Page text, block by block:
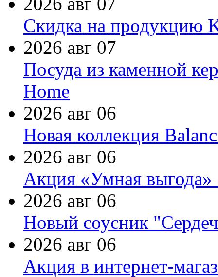
Скидка на продукцию
2026 авг 07
Посуда из каменной
Home
2026 авг 06
Новая коллекция
2026 авг 06
Акция «Умная выгода»
2026 авг 06
Новый соусник
2026 авг 06
Акция в интернет-